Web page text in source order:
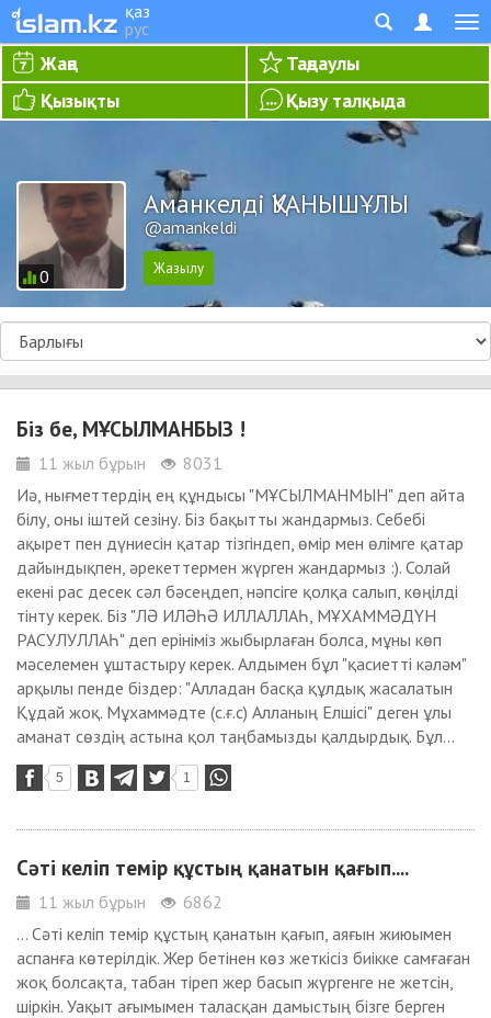
қаз
рус
Жаңа
Таңдаулы
Қызықты
Қызу талқыда
0
Аманкелді ҚУАНЫШҰЛЫ
@amankeldi
Біз бе, МҰСЫЛМАНБЫЗ !
11 жыл бұрын
8031
Иә, нығметтердің ең құндысы "МҰСЫЛМАНМЫН" деп айта
білу, оны іштей сезіну. Біз бақытты жандармыз. Себебі
ақырет пен дүниесін қатар тізгіндеп, өмір мен өлімге қатар
дайындықпен, әрекеттермен жүрген жандармыз :). Солай
екені рас десек сәл бәсеңдеп, нәпсіге қолқа салып, көңілді
тінту керек. Біз "ЛӘ ИЛӘҺӘ ИЛЛАЛЛАҺ, МҰХАММӘДҮН
РАСУЛУЛЛАҺ" деп ерініміз жыбырлаған болса, мұны көп
мәселемен ұштастыру керек. Алдымен бұл "қасиетті кәләм"
арқылы пенде біздер: "Алладан басқа құлдық жасалатын
Құдай жоқ. Мұхаммәдте (с.ғ.с) Алланың Елшісі" деген ұлы
аманат сөздің астына қол таңбамызды қалдырдық. Бұл...
5 1
Сәті келіп темір құстың қанатын қағып....
11 жыл бұрын
6862
... Сәті келіп темір құстың қанатын қағып, аяғын жиюымен
аспанға көтерілдік. Жер бетінен көз жеткісіз биікке самғаған
жоқ болсақта, табан тіреп жер басып жүргенге не жетсін,
шіркін. Уақыт ағымымен таласқан дамыстың бізге берген